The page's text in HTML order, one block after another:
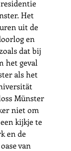
Het
uit de
en
dat bij
het geval
als het
Münster
niet om
kijkje te
en de
van